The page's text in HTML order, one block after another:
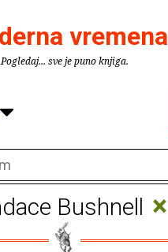
vremena
Pogledaj... sve je puno knjiga.
Bushnell ×